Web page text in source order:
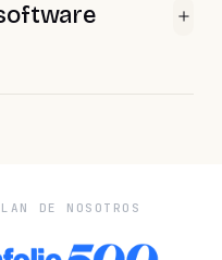
DE NOSOTROS